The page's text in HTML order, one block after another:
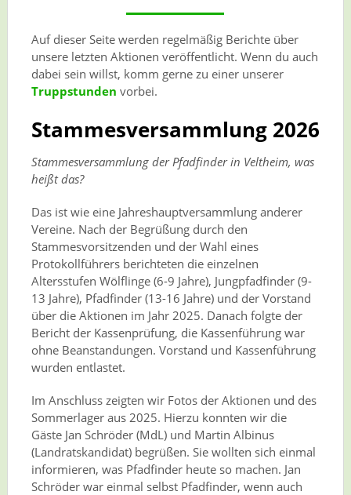
Auf dieser Seite werden regelmäßig Berichte über
unsere letzten Aktionen veröffentlicht. Wenn du auch
dabei sein willst, komm gerne zu einer unserer
Truppstunden vorbei.
Stammesversammlung 2026
Stammesversammlung der Pfadfinder in Veltheim, was
heißt das?
Das ist wie eine Jahreshauptversammlung anderer
Vereine. Nach der Begrüßung durch den
Stammesvorsitzenden und der Wahl eines
Protokollführers berichteten die einzelnen
Altersstufen Wölflinge (6-9 Jahre), Jungpfadfinder (9-
13 Jahre), Pfadfinder (13-16 Jahre) und der Vorstand
über die Aktionen im Jahr 2025. Danach folgte der
Bericht der Kassenprüfung, die Kassenführung war
ohne Beanstandungen. Vorstand und Kassenführung
wurden entlastet.
Im Anschluss zeigten wir Fotos der Aktionen und des
Sommerlager aus 2025. Hierzu konnten wir die
Gäste Jan Schröder (MdL) und Martin Albinus
(Landratskandidat) begrüßen. Sie wollten sich einmal
informieren, was Pfadfinder heute so machen. Jan
Schröder war einmal selbst Pfadfinder, wenn auch